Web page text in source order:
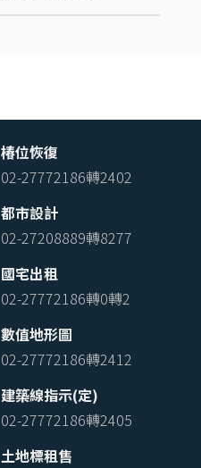
椿位恢復
02-27772186轉2402
都市設計
02-27208889轉8277
國宅出租
02-27772186轉0轉2
數值地形圖
02-27772186轉2412
建築線指示(定)
02-27772186轉2405
土地標租售